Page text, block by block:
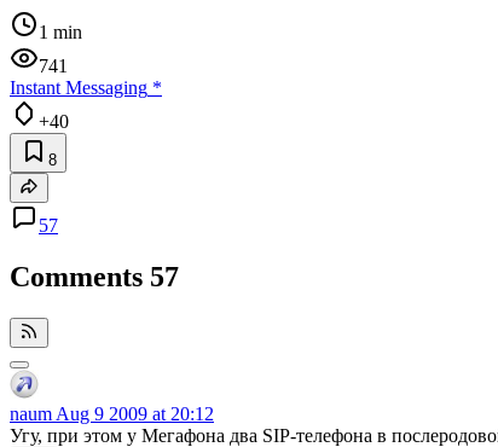
1 min
741
Instant Messaging *
+40
8
57
Comments 57
naum Aug 9 2009 at 20:12
Угу, при этом у Мегафона два SIP-телефона в